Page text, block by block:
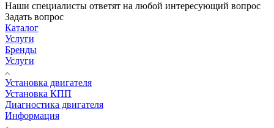
Наши специалисты ответят на любой интересующий вопрос
Задать вопрос
Каталог
Услуги
Бренды
Услуги
Установка двигателя
Установка КПП
Диагностика двигателя
Информация